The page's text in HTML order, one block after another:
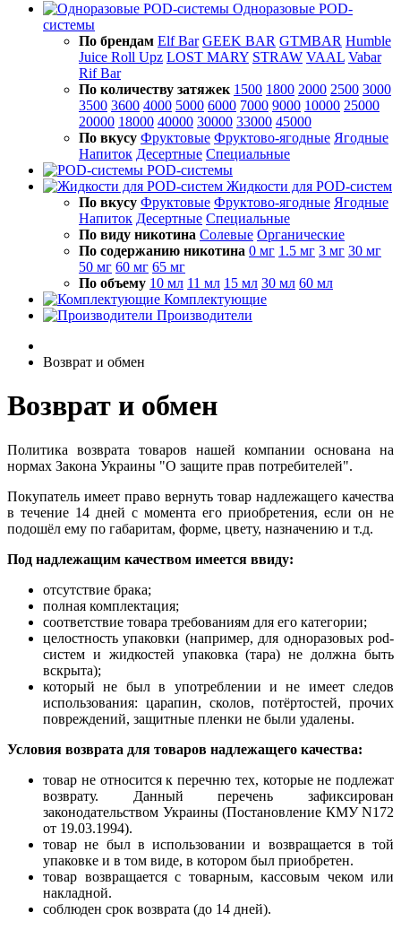
Одноразовые POD-
системы
По брендам Elf Bar GEEK BAR GTMBAR Humble
Juice Roll Upz LOST MARY STRAW VAAL Vabar
Rif Bar
По количеству затяжек 1500 1800 2000 2500 3000
3500 3600 4000 5000 6000 7000 9000 10000 25000
20000 18000 40000 30000 33000 45000
По вкусу Фруктовые Фруктово-ягодные Ягодные
Напиток Десертные Специальные
POD-системы
Жидкости для POD-систем
По вкусу Фруктовые Фруктово-ягодные Ягодные
Напиток Десертные Специальные
По виду никотина Солевые Органические
По содержанию никотина 0 мг 1.5 мг 3 мг 30 мг
50 мг 60 мг 65 мг
По объему 10 мл 11 мл 15 мл 30 мл 60 мл
Комплектующие
Производители
Возврат и обмен
Возврат и обмен
Политика возврата товаров нашей компании основана на
нормах Закона Украины "О защите прав потребителей".
Покупатель имеет право вернуть товар надлежащего качества
в течение 14 дней с момента его приобретения, если он не
подошёл ему по габаритам, форме, цвету, назначению и т.д.
Под надлежащим качеством имеется ввиду:
отсутствие брака;
полная комплектация;
соответствие товара требованиям для его категории;
целостность упаковки (например, для одноразовых pod-
систем и жидкостей упаковка (тара) не должна быть
вскрыта);
который не был в употреблении и не имеет следов
использования: царапин, сколов, потёртостей, прочих
повреждений, защитные пленки не были удалены.
Условия возврата для товаров надлежащего качества:
товар не относится к перечню тех, которые не подлежат
возврату. Данный перечень зафиксирован
законодательством Украины (Постановление КМУ N172
от 19.03.1994).
товар не был в использовании и возвращается в той
упаковке и в том виде, в котором был приобретен.
товар возвращается с товарным, кассовым чеком или
накладной.
соблюден срок возврата (до 14 дней).